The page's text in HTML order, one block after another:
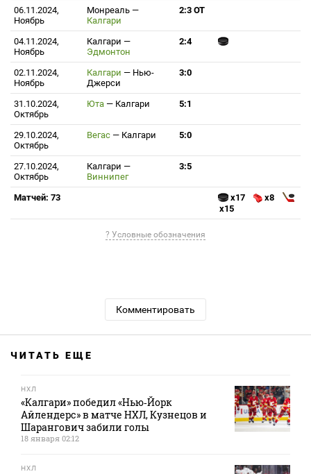
06.11.2024,
Ноябрь
Монреаль —
Калгари
2:3 ОТ
04.11.2024,
Ноябрь
Калгари —
Эдмонтон
2:4
02.11.2024,
Ноябрь
Калгари — Нью-
Джерси
3:0
31.10.2024,
Октябрь
Юта — Калгари 5:1
29.10.2024,
Октябрь
Вегас — Калгари 5:0
27.10.2024,
Октябрь
Калгари —
Виннипег
3:5
Матчей: 73 x17
x8
x15
? Условные обозначения
Комментировать
ЧИТАТЬ ЕЩЕ
НХЛ
«Калгари» победил «Нью‑Йорк
Айлендерс» в матче НХЛ, Кузнецов и
Шарангович забили голы
18 января 02:12
НХЛ